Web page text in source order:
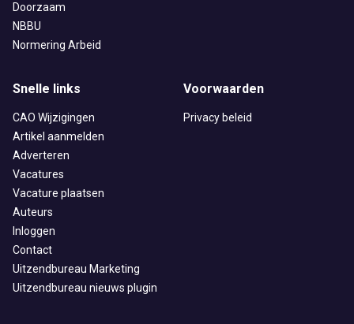
Doorzaam
NBBU
Normering Arbeid
Snelle links
CAO Wijzigingen
Artikel aanmelden
Adverteren
Vacatures
Vacature plaatsen
Auteurs
Inloggen
Contact
Uitzendbureau Marketing
Uitzendbureau nieuws plugin
Voorwaarden
Privacy beleid